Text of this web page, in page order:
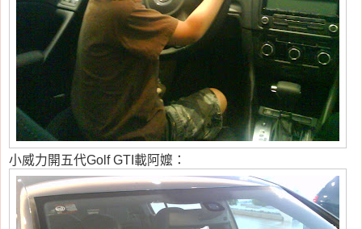
小威力開五代Golf GTI載阿嬤：